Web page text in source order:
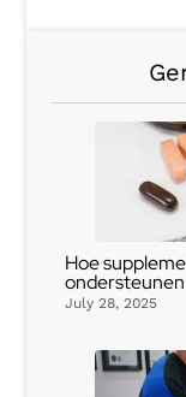
Hoe
ondersteunen
July 28, 2025